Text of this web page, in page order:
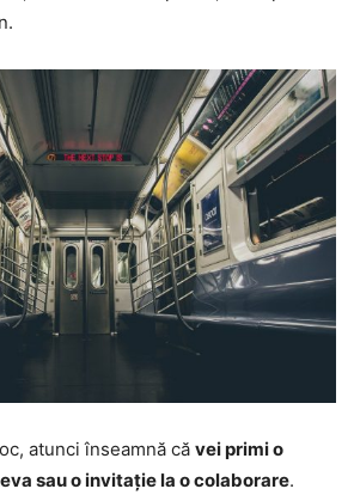
atunci înseamnă că vei primi o
sau o invitație la o colaborare.